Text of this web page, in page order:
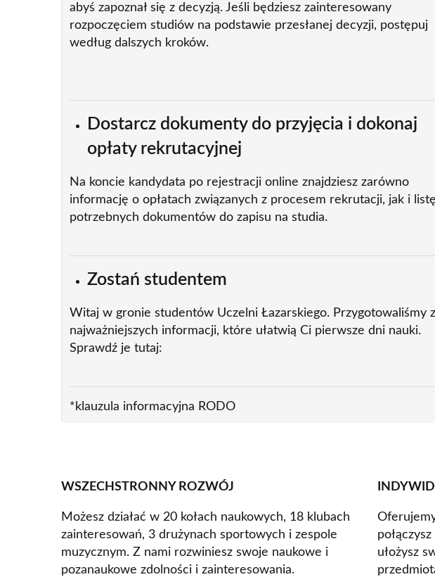
abyś zapoznał się z decyzją. Jeśli będziesz zainteresowany
rozpoczęciem studiów na podstawie przesłanej decyzji, postępuj
według dalszych kroków.
Dostarcz dokumenty do przyjęcia i dokonaj
opłaty rekrutacyjnej
Na koncie kandydata po rejestracji online znajdziesz zarówno
informację o opłatach związanych z procesem rekrutacji, jak i listę
potrzebnych dokumentów do zapisu na studia.
Zostań studentem
Witaj w gronie studentów Uczelni Łazarskiego. Przygotowaliśmy
najważniejszych informacji, które ułatwią Ci pierwsze dni nauki.
Sprawdź je tutaj:
*klauzula informacyjna RODO
WSZECHSTRONNY ROZWÓJ
Możesz działać w 20 kołach naukowych, 18 klubach
zainteresowań, 3 drużynach sportowych i zespole
muzycznym. Z nami rozwiniesz swoje naukowe i
pozanaukowe zdolności i zainteresowania.
ułożysz